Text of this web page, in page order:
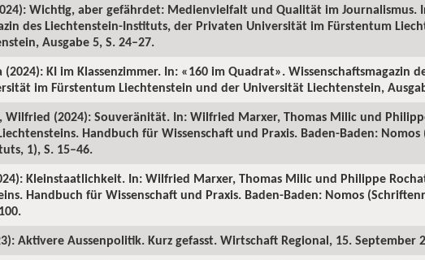
Wichtig, aber gefährdet: Medienvielfalt und Qualität im Journalismus.
des Liechtenstein-Instituts, der Privaten Universität im Fürstentum
Ausgabe 5, S. 24–27.
(2024): KI im Klassenzimmer. In: «160 im Quadrat». Wissenschaftsmagazin
im Fürstentum Liechtenstein und der Universität Liechtenstein,
Wilfried (2024): Souveränität. In: Wilfried Marxer, Thomas Milic und
Handbuch für Wissenschaft und Praxis. Baden-Baden:
1), S. 15–46.
Kleinstaatlichkeit. In: Wilfried Marxer, Thomas Milic und Philippe
Handbuch für Wissenschaft und Praxis. Baden-Baden: Nomos
Aktivere Aussenpolitik. Kurz gefasst. Wirtschaft Regional, 15. September